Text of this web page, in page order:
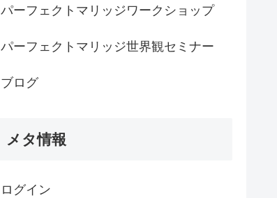
パーフェクトマリッジワークショップ
パーフェクトマリッジ世界観セミナー
ブログ
メタ情報
ログイン